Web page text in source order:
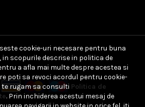
cookie-uri necesare pentru buna
scopurile descrise in politica de
a afla mai multe despre acestea si
poti sa revoci acordul pentru cookie-
rugam sa consulti Politica de
. Prin inchiderea acestui mesaj de